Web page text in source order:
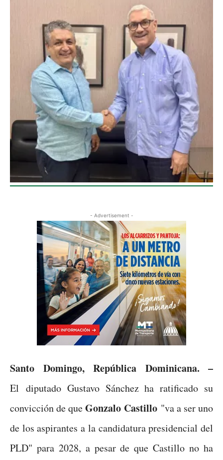
- Advertisement -
Santo Domingo, República Dominicana. –
El diputado Gustavo Sánchez ha ratificado su
convicción de queGonzalo Castillo "va a ser uno
de los aspirantes a la candidatura presidencial del
PLD" para 2028, a pesar de que Castillo no ha